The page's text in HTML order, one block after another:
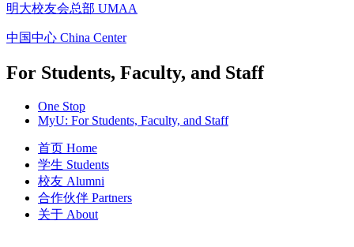
明大校友会总部 UMAA
中国中心 China Center
For Students, Faculty, and Staff
One Stop
MyU: For Students, Faculty, and Staff
首页 Home
学生 Students
校友 Alumni
合作伙伴 Partners
关于 About